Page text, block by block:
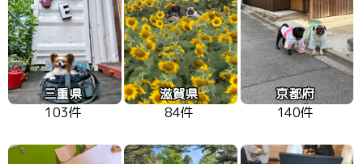
三重県
103件
滋賀県
84件
京都府
140件